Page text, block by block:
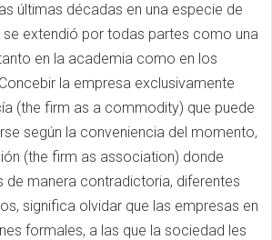
últimas décadas en una especie de
se extendió por todas partes como una
en la academia como en los
la empresa exclusivamente
(the firm as a commodity) que puede
según la conveniencia del momento,
(the firm as association) donde
de manera contradictoria, diferentes
significa olvidar que las empresas en
formales, a las que la sociedad les